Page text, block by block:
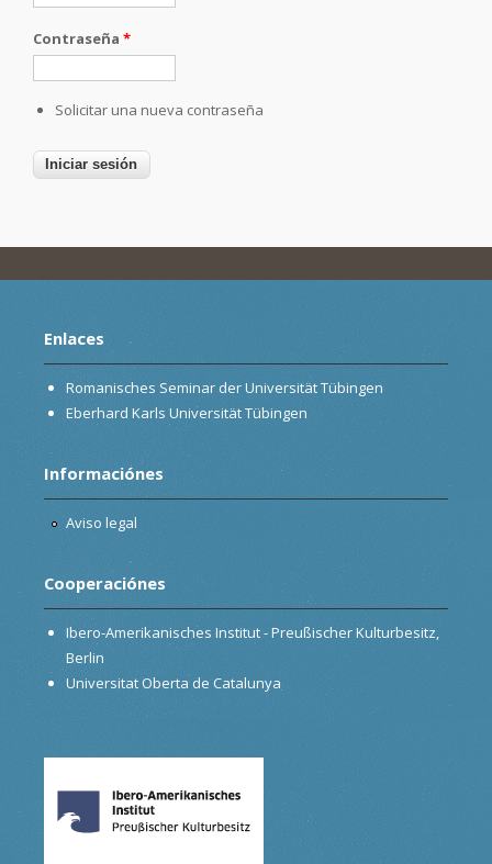
Contraseña *
Solicitar una nueva contraseña
Enlaces
Romanisches Seminar der Universität Tübingen
Eberhard Karls Universität Tübingen
Informaciónes
Aviso legal
Cooperaciónes
Ibero-Amerikanisches Institut - Preußischer Kulturbesitz,
Berlin
Universitat Oberta de Catalunya